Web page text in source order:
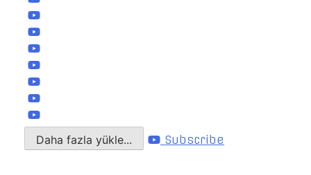
Daha fazla yükle... Subscribe